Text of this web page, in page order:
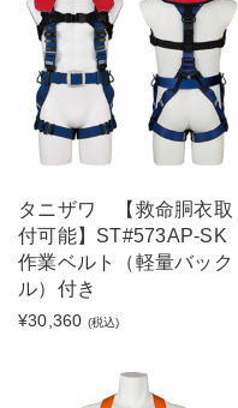
タニザワ 【救命胴衣取
付可能】ST#573AP-SK
作業ベルト（軽量バック
ル）付き
¥30,360 (税込)